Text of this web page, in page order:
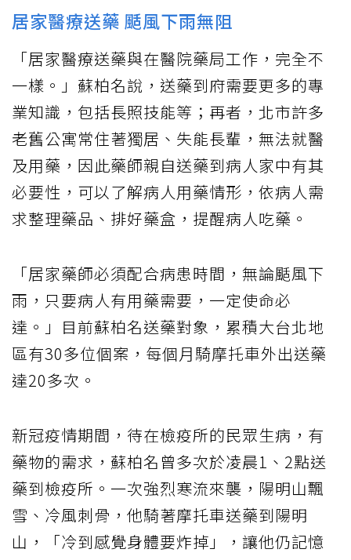
居家醫療送藥 颳風下雨無阻
「居家醫療送藥與在醫院藥局工作，完全不
一樣。」蘇柏名說，送藥到府需要更多的專
業知識，包括長照技能等；再者，北市許多
老舊公寓常住著獨居、失能長輩，無法就醫
及用藥，因此藥師親自送藥到病人家中有其
必要性，可以了解病人用藥情形，依病人需
求整理藥品、排好藥盒，提醒病人吃藥。
「居家藥師必須配合病患時間，無論颳風下
雨，只要病人有用藥需要，一定使命必
達。」目前蘇柏名送藥對象，累積大台北地
區有30多位個案，每個月騎摩托車外出送藥
達20多次。
新冠疫情期間，待在檢疫所的民眾生病，有
藥物的需求，蘇柏名曾多次於凌晨1、2點送
藥到檢疫所。一次強烈寒流來襲，陽明山飄
雪、冷風刺骨，他騎著摩托車送藥到陽明
山，「冷到感覺身體要炸掉」，讓他仍記憶